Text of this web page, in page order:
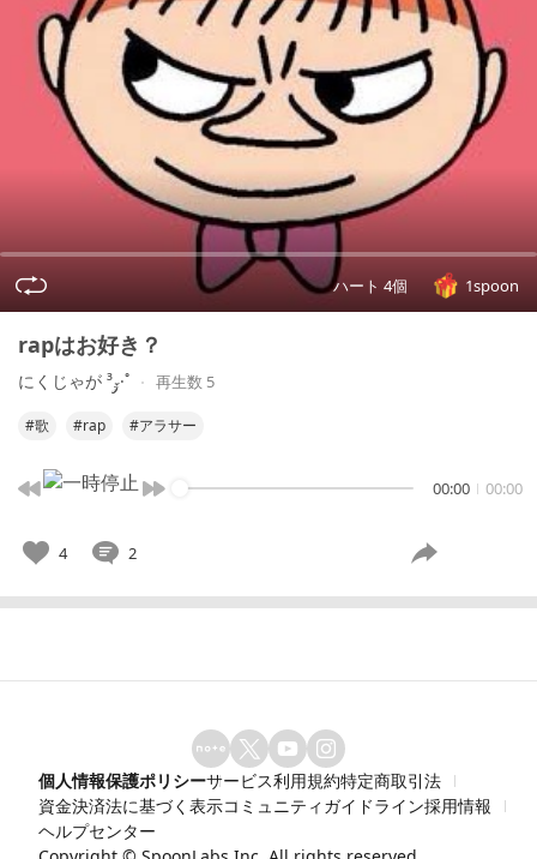
ハート 4個 1spoon
rapはお好き？
にくじゃが ³𝓏·˚ 再生数 5
#歌 #rap #アラサー
00:00 00:00
4 2
個人情報保護ポリシーサービス利用規約特定商取引法
資金決済法に基づく表示コミュニティガイドライン採用情報
ヘルプセンター